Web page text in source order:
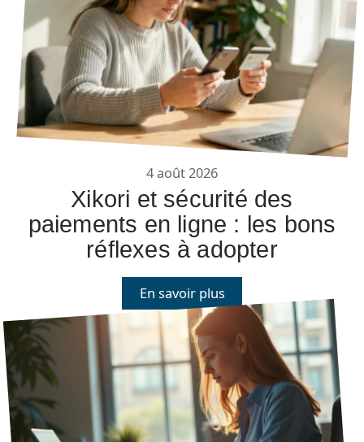
4 août 2026
Xikori et sécurité des
paiements en ligne : les bons
réflexes à adopter
En savoir plus